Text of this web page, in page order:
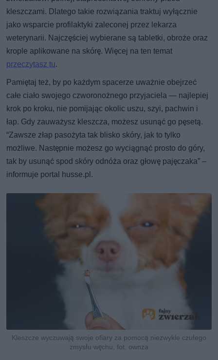
kleszczami. Dlatego takie rozwiązania traktuj wyłącznie
jako wsparcie profilaktyki zaleconej przez lekarza
weterynarii. Najczęściej wybierane są tabletki, obroże oraz
krople aplikowane na skórę. Więcej na ten temat
przeczytasz tu.
Pamiętaj też, by po każdym spacerze uważnie obejrzeć
całe ciało swojego czworonożnego przyjaciela — najlepiej
krok po kroku, nie pomijając okolic uszu, szyi, pachwin i
łap. Gdy zauważysz kleszcza, możesz usunąć go pęsetą.
“Zawsze złap pasożyta tak blisko skóry, jak to tylko
możliwe. Następnie możesz go wyciągnąć prosto do góry,
tak by usunąć spod skóry odnóża oraz głowę pajęczaka” –
informuje portal husse.pl.
Kleszcze wyczuwają swoje ofiary za pomocą niezwykle czułego
zmysłu węchu, fot. ownza